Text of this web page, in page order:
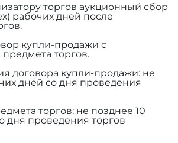
торгов аукционный сбор
рабочих дней после
купли-продажи с
торгов.
договора купли-продажи: не
дней со дня проведения
торгов: не позднее 10
дня проведения торгов